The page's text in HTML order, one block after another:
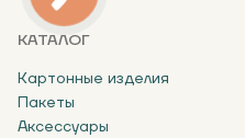
КАТАЛОГ
Картонные изделия
Пакеты
Аксессуары